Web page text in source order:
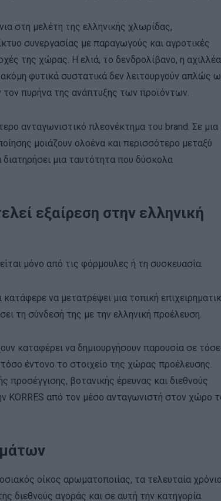
στη μελέτη της ελληνικής χλωρίδας,
συνεργασίας με παραγωγούς και αγροτικές
της χώρας. Η ελιά, το δενδρολίβανο, η
ακόμη φυτικά συστατικά δεν λειτουργούν απλώς
τον πυρήνα της ανάπτυξης των προϊόντων.
ανταγωνιστικό πλεονέκτημα του brand. Σε μια
μοιάζουν ολοένα και περισσότερο μεταξύ
διατηρήσει μια ταυτότητα που δύσκολα
εξαίρεση στην ελληνική
μόνο από τις φόρμουλες ή τη συσκευασία.
κατάφερε να μετατρέψει μια τοπική
τη σύνδεσή της με την ελληνική προέλευση.
καταφέρει να δημιουργήσουν παρουσία σε
έντονο το στοιχείο της χώρας προέλευσης.
προσέγγισης, βοτανικής έρευνας και διεθνούς
KORRES από τον μέσο ανταγωνιστή στον χώρο
οίκος αρωματοποιίας, τα τελευταία
διεθνούς αγοράς και σε αυτή την κατηγορία.